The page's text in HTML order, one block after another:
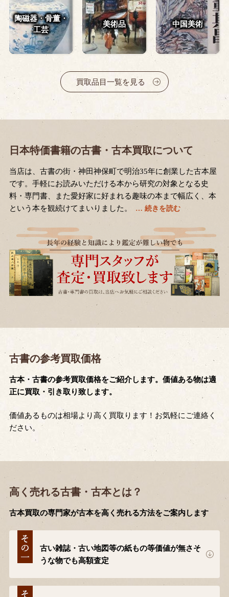
陶磁器・骨董・
工芸
美術品 中国美術
買取品目一覧を見る
日本特価書籍の古書・古本買取について
当店は、古書の街・神田神保町で明治35年に創業した古本屋
です。手軽にお読みいただける本から研究の対象となる史
料・専門書、また愛好家に好まれる趣味の本まで幅広く、本
という本を観続けてまいりました。
古書の参考買取価格
古本・古書の参考買取価格をご紹介します。価値ある物は適
正に買取・引き取り致します。
価値あるものは相場より高く買取ります！お気軽にご連絡く
ださい。
高く売れる古書・古本とは？
古本買取の専門家が古本を高く売れる方法をご案内します
古い雑誌・古い地図等の紙もの等価値が無さそ
うな物でも高額査定